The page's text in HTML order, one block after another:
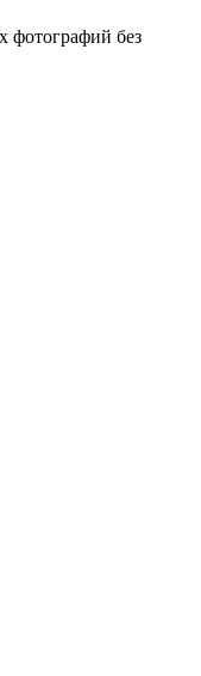
фотографий без